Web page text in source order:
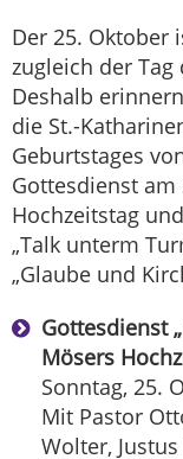
Der 25. Oktober
zugleich der Tag
Deshalb
die St.-
Geburtstages
Gottesdienst
Hochzeitstag
„Talk unterm
„Glaube und
Gottesdienst
Mösers
Sonntag, 25.
Mit Pastor
Wolter,